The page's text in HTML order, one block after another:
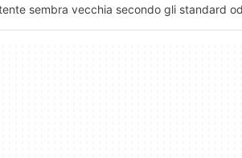
sembra vecchia secondo gli standard